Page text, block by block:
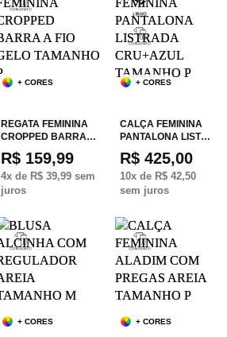
+ CORES
REGATA FEMININA
CROPPED BARRA…
R$ 159,99
4x de R$ 39,99 sem
juros
+ CORES
CALÇA FEMININA
PANTALONA LIST…
R$ 425,00
10x de R$ 42,50
sem juros
+ CORES + CORES